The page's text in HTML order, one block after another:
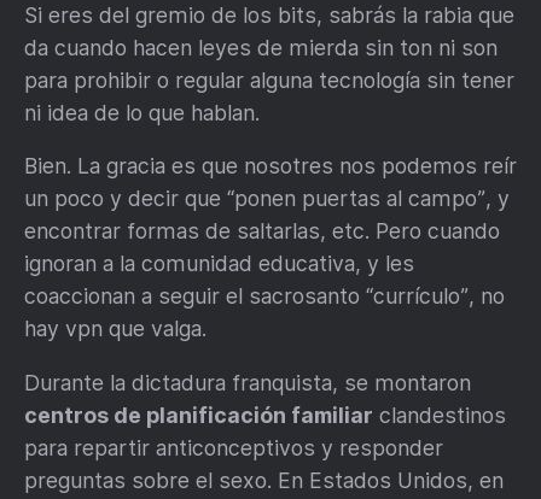
Si eres del gremio de los bits, sabrás la rabia que
da cuando hacen leyes de mierda sin ton ni son
para prohibir o regular alguna tecnología sin tener
ni idea de lo que hablan.
Bien. La gracia es que nosotres nos podemos reír
un poco y decir que “ponen puertas al campo”, y
encontrar formas de saltarlas, etc. Pero cuando
ignoran a la comunidad educativa, y les
coaccionan a seguir el sacrosanto “currículo”, no
hay vpn que valga.
Durante la dictadura franquista, se montaron
centros de planificación familiar clandestinos
para repartir anticonceptivos y responder
preguntas sobre el sexo. En Estados Unidos, en